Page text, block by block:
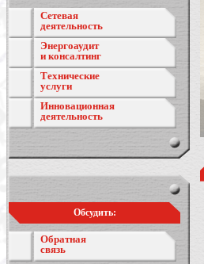
Сетевая
деятельность
Энергоаудит
и консалтинг
Технические
услуги
Инновационная
деятельность
Обсудить:
Обратная
связь